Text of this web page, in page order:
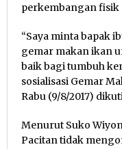
perkembangan fisik
“Saya minta bapak
gemar makan ikan
baik bagi tumbuh
sosialisasi Gemar
Rabu (9/8/2017)
Menurut Suko
Pacitan tidak